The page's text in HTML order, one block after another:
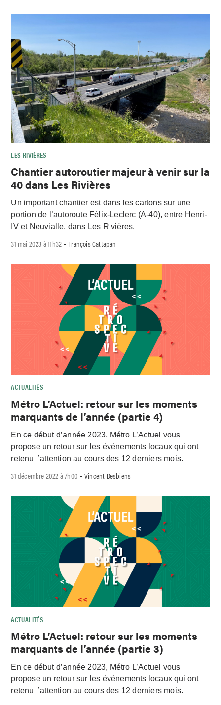
LES RIVIÈRES
Chantier autoroutier majeur à venir sur la
40 dans Les Rivières
Un important chantier est dans les cartons sur une
portion de l’autoroute Félix-Leclerc (A-40), entre Henri-
IV et Neuvialle, dans Les Rivières.
31 mai 2023 à 11h32 - François Cattapan
ACTUALITÉS
Métro L’Actuel: retour sur les moments
marquants de l’année (partie 4)
En ce début d’année 2023, Métro L’Actuel vous
propose un retour sur les événements locaux qui ont
retenu l’attention au cours des 12 derniers mois.
31 décembre 2022 à 7h00 -Vincent Desbiens
ACTUALITÉS
Métro L’Actuel: retour sur les moments
marquants de l’année (partie 3)
En ce début d’année 2023, Métro L’Actuel vous
propose un retour sur les événements locaux qui ont
retenu l’attention au cours des 12 derniers mois.